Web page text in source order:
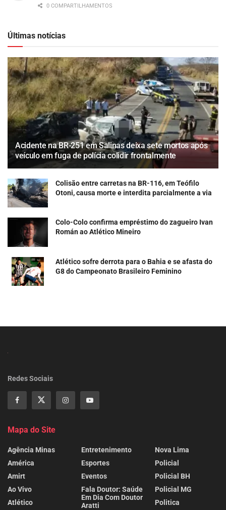
0 COMPARTILHAMENTOS
Últimas notícias
Acidente na BR-251 em Salinas deixa sete mortos após
veículo em fuga de polícia colidir frontalmente
Colisão entre carretas na BR-116, em Teófilo
Otoni, causa morte e interdita parcialmente a via
Colo-Colo confirma empréstimo do zagueiro Ivan
Román ao Atlético Mineiro
Atlético sofre derrota para o Bahia e se afasta do
G8 do Campeonato Brasileiro Feminino
Redes Sociais
Mapa do Site
Agência Minas
América
Amirt
Ao Vivo
Atlético
Entretenimento
Esportes
Eventos
Fala Doutor: Saúde
Em Dia Com Doutor
Aratti
Nova Lima
Policial
Policial BH
Policial MG
Politica